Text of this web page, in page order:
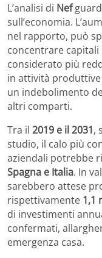
L’analisi di Nef
sull’economia.
nel rapporto, può
concentrare capitali
considerato più
in attività
un indebolimento
altri comparti.
Tra il 2019 e il 2031,
studio, il calo più
aziendali potrebbe
Spagna e Italia. In
sarebbero attese
rispettivamente 1,1
di investimenti
confermati,
emergenza casa.